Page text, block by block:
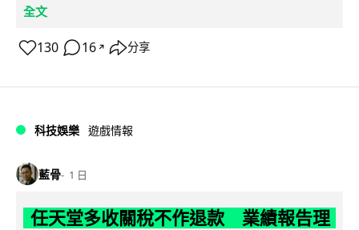
全文
130 16 ↗ 分享
科技娛樂 遊戲情報
藍骨 1 日
任天堂多收關稅不作退款 業績報告理